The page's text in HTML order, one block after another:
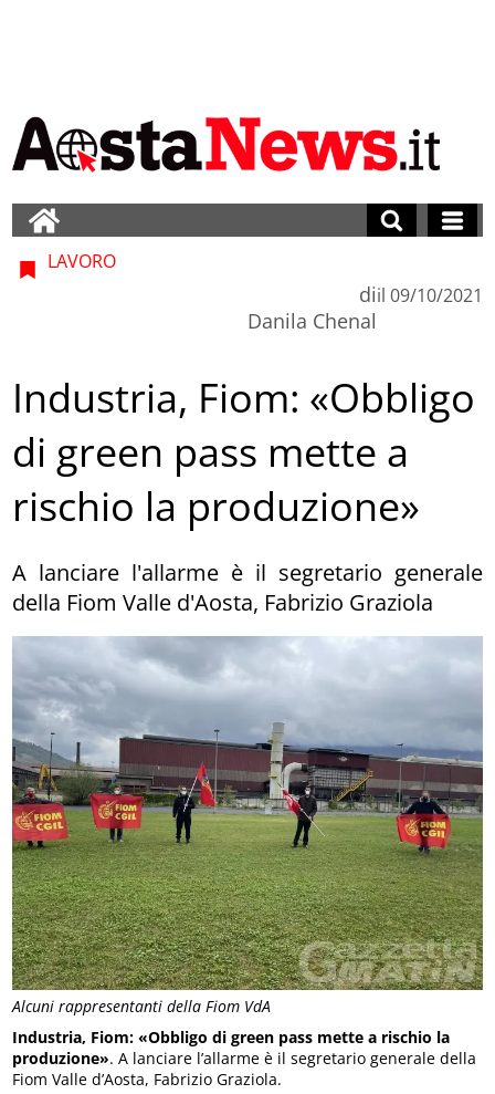
Alcuni rappresentanti della Fiom VdA
LAVORO
di
Danila Chenal
il 09/10/2021
Industria, Fiom: «Obbligo
di green pass mette a
rischio la produzione»
A lanciare l'allarme è il segretario generale
della Fiom Valle d'Aosta, Fabrizio Graziola
Industria, Fiom: «Obbligo di green pass mette a rischio la
produzione». A lanciare l’allarme è il segretario generale della
Fiom Valle d’Aosta, Fabrizio Graziola.